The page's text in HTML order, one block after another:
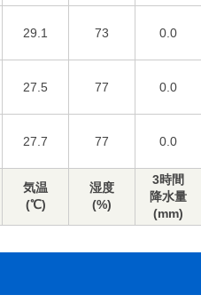
29.1 73 0.0
27.5 77 0.0
27.7 77 0.0
気温
(℃)
湿度
(%)
3時間
降水量
(mm)